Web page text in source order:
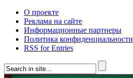
О проекте
Реклама на сайте
Информационные партнеры
Политика конфиденциальности
RSS for Entries